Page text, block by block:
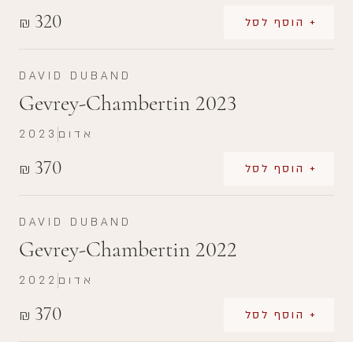
₪ 320 + הוסף לסל
DAVID DUBAND
Gevrey-Chambertin 2023
₪ 370 + הוסף לסל
2023 אדום
DAVID DUBAND
Gevrey-Chambertin 2022
₪ 370 + הוסף לסל
2022 אדום